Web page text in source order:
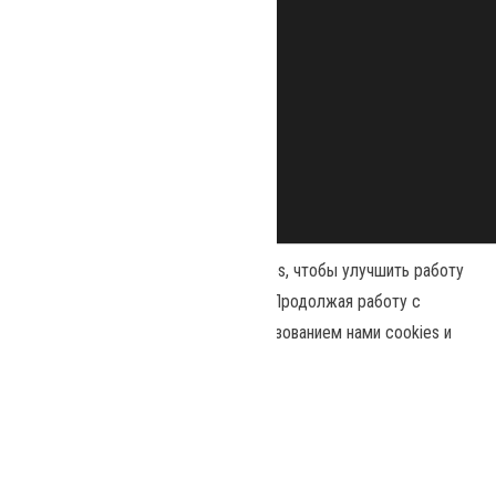
Наш сайт использует файлы cookies, чтобы улучшить работу
и повысить эффективность сайта. Продолжая работу с
сайтом, вы соглашаетесь с использованием нами cookies и